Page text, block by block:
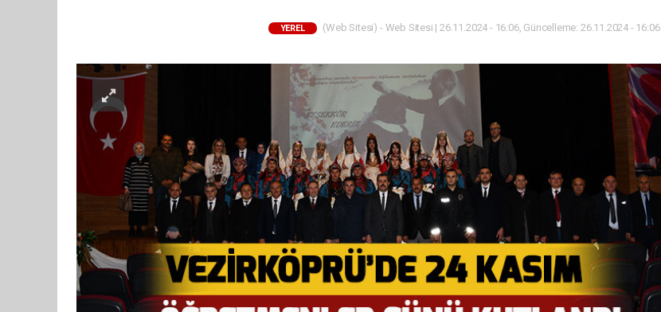
YEREL (Web Sitesi) - Web Sitesi | 26.11.2024 - 16:06, Güncelleme: 26.11.2024 - 16:06